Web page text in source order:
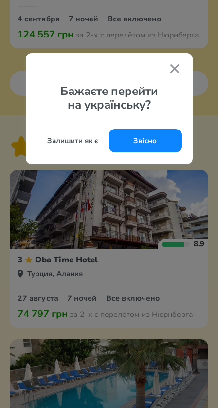
Бажаєте перейти
на українську?
Залишити як є Звісно
4 сентября 7 ночей Все включено
124 557 грн за 2-х с перелётом из Нюрнберга
3 звезды
8.9
3 Oba Time Hotel
Турция, Алания
27 августа 7 ночей Все включено
74 797 грн за 2-х с перелётом из Нюрнберга